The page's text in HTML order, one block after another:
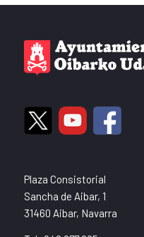
Plaza Consistorial
Sancha de Aibar, 1
31460 Aibar, Navarra